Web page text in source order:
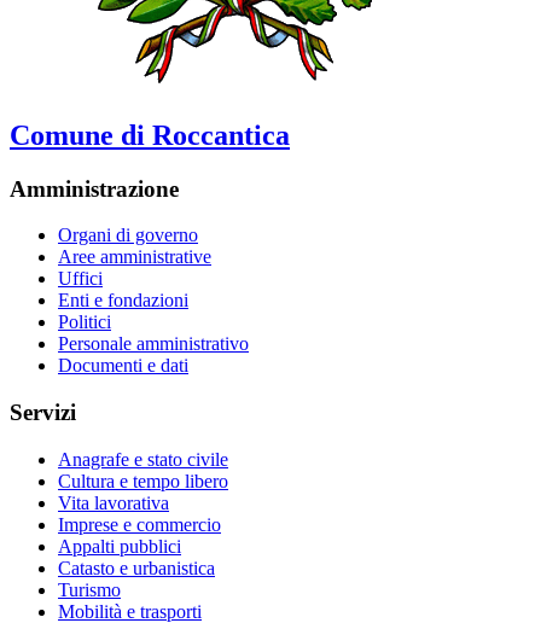
Comune di Roccantica
Amministrazione
Organi di governo
Aree amministrative
Uffici
Enti e fondazioni
Politici
Personale amministrativo
Documenti e dati
Servizi
Anagrafe e stato civile
Cultura e tempo libero
Vita lavorativa
Imprese e commercio
Appalti pubblici
Catasto e urbanistica
Turismo
Mobilità e trasporti